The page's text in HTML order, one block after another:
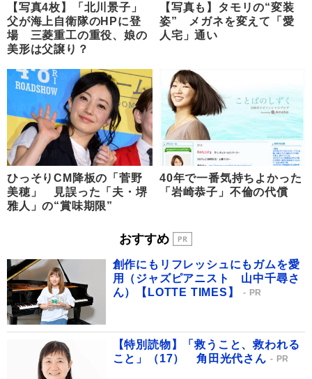
【写真4枚】「北川景子」
父が海上自衛隊のHPに登
場 三菱重工の重役、娘の
美形は父譲り？
【写真も】タモリの“変装
姿” メガネを変えて「愛
人宅」通い
ひっそりCM降板の「菅野
美穂」 見誤った「夫・堺
雅人」の“賞味期限”
40年で一番気持ちよかった
「岩崎恭子」不倫の代償
おすすめ
創作にもリフレッシュにもガムを愛
用（ジャズピアニスト 山中千尋さ
ん）【LOTTE TIMES】
PR
【特別読物】「救うこと、救われる
こと」（17） 角田光代さん
PR